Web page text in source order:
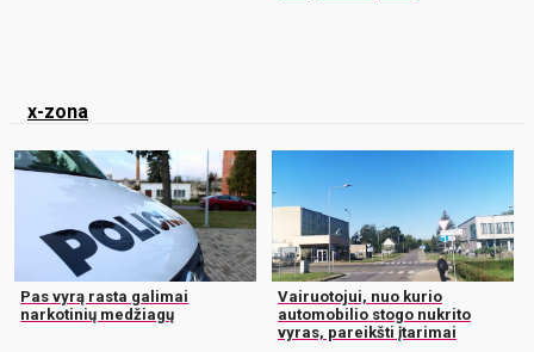
x-zona
Pas vyrą rasta galimai
narkotinių medžiagų
Vairuotojui, nuo kurio
automobilio stogo nukrito
vyras, pareikšti įtarimai